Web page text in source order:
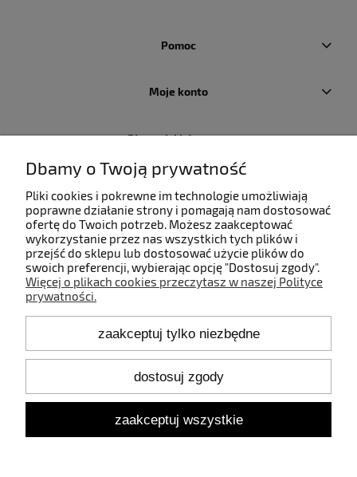
Pomoc
Moje konto
Płatności i dostawa
O nas
Kontakt
+48 660 808 853
Pon.-Pt. 9:00-17:00
Sob. 10:00-12:00
shop@idealbodylight.com.pl
Oświetlenie wewnętrzne i zewnętrzne - IBL | Wałbrzyska 11/184,
Dbamy o Twoją prywatność
Pliki cookies i pokrewne im technologie umożliwiają
poprawne działanie strony i pomagają nam dostosować
ofertę do Twoich potrzeb. Możesz zaakceptować
wykorzystanie przez nas wszystkich tych plików i
przejść do sklepu lub dostosować użycie plików do
swoich preferencji, wybierając opcję "Dostosuj zgody".
Więcej o plikach cookies przeczytasz w naszej Polityce
prywatności.
zaakceptuj tylko niezbędne
dostosuj zgody
zaakceptuj wszystkie